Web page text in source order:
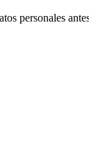
personales